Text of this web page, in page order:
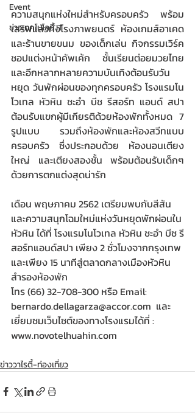
Event
ข่าวเทคโนโลยี IT
​ความสนุกแห่งใหม่สำหรับครอบครัว พร้อม
เสริฟแล้วทั้งโรงภาพยนตร์ ห้องเกมส์อาเคด
และร้านขายขนม ของเด็กเล่น กิจกรรมเวิร์ค
ชอปแต่งหน้าคัพเค้ก ชั้นเรียนต่อยมวยไทย
และอีกหลากหลายความบันเทิงต้อนรับวัน
หยุด วันพักผ่อนของทุกครอบครัว โรงแรมโน
โวเทล หัวหิน ชะอำ บีช รีสอร์ท แอนด์ สปา
ต้อนรับแขกผู้มีเกียรติด้วยห้องพักทั้งหมด 7
รูปแบบ รวมถึงห้องพักและห้องสวีทแบบ
ครอบครัว ซึ่งประกอบด้วย ห้องนอนเตียง
ใหญ่ และเตียงสองชั้น พร้อมต้อนรับเด็กๆ
ด้วยการตกแต่งสุดน่ารัก
เดือน พฤษภาคม 2562 เตรียมพบกับสีสัน
และความสนุกโฉมใหม่แห่งวันหยุดพักผ่อนใน
หัวหิน ได้ที่ โรงแรมโนโวเทล หัวหิน ชะอำ บีช รี
สอร์ทแอนด์สปา เพียง 2 ชั่วโมงจากกรุงเทพ
และเพียง 15 นาทีสู่ตลาดกลางเมืองหัวหิน
สำรองห้องพัก
โทร (66) 32-708-300 หรือ Email:
bernardo.dellagarza@accor.com  และ
เยี่ยมชมเว็บไซต์ของทางโรงแรมได้ที่ :
www.novotelhuahin.com
ข่าววาไรตี้-ท่องเที่ยว